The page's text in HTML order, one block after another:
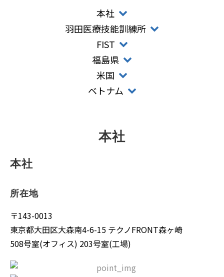
イベント
企業情報
資料ダウンロード
本社
羽田医療技能訓練所
FIST
福島県
米国
ベトナム
本社
本社
所在地
〒143-0013
東京都大田区大森南4-6-15 テクノFRONT森ヶ崎
508号室(オフィス) 203号室(工場)